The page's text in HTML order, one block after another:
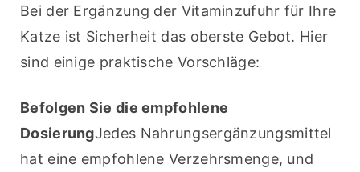
Bei der Ergänzung der Vitaminzufuhr für Ihre
Katze ist Sicherheit das oberste Gebot. Hier
sind einige praktische Vorschläge:
Befolgen Sie die empfohlene
DosierungJedes Nahrungsergänzungsmittel
hat eine empfohlene Verzehrsmenge, und